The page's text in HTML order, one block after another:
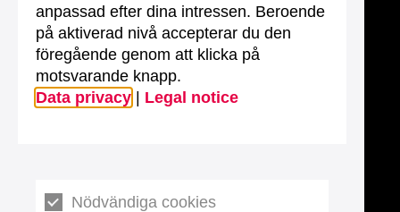
anpassad efter dina intressen. Beroende
på aktiverad nivå accepterar du den
föregående genom att klicka på
motsvarande knapp.
Data privacy
Legal notice
Nödvändiga cookies